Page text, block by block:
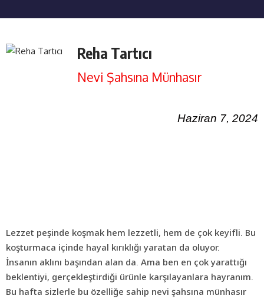
Reha Tartıcı
Nevi Şahsına Münhasır
Haziran 7, 2024
Lezzet peşinde koşmak hem lezzetli, hem de çok keyifli. Bu
koşturmaca içinde hayal kırıklığı yaratan da oluyor.
İnsanın aklını başından alan da. Ama ben en çok yarattığı
beklentiyi, gerçekleştirdiği ürünle karşılayanlara hayranım.
Bu hafta sizlerle bu özelliğe sahip nevi şahsına münhasır